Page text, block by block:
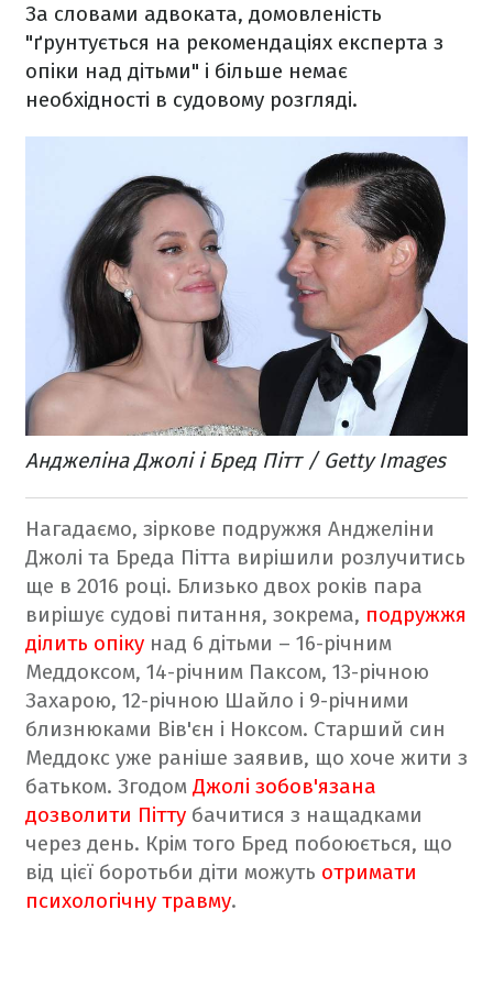
За словами адвоката, домовленість
"ґрунтується на рекомендаціях експерта з
опіки над дітьми" і більше немає
необхідності в судовому розгляді.
Анджеліна Джолі і Бред Пітт / Getty Images
Нагадаємо, зіркове подружжя Анджеліни
Джолі та Бреда Пітта вирішили розлучитись
ще в 2016 році. Близько двох років пара
вирішує судові питання, зокрема, подружжя
ділить опіку над 6 дітьми – 16-річним
Меддоксом, 14-річним Паксом, 13-річною
Захарою, 12-річною Шайло і 9-річними
близнюками Вів'єн і Ноксом. Старший син
Меддокс уже раніше заявив, що хоче жити з
батьком. Згодом Джолі зобов'язана
дозволити Пітту бачитися з нащадками
через день. Крім того Бред побоюється, що
від цієї боротьби діти можуть отримати
психологічну травму.